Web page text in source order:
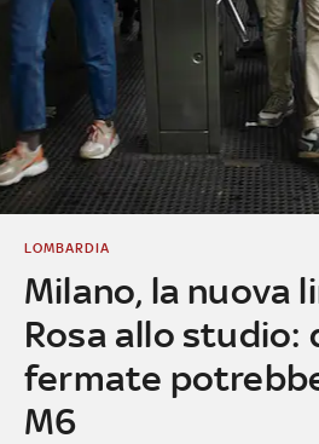
Milano, la nuova
Rosa allo studio:
fermate
M6
LOMBARDIA